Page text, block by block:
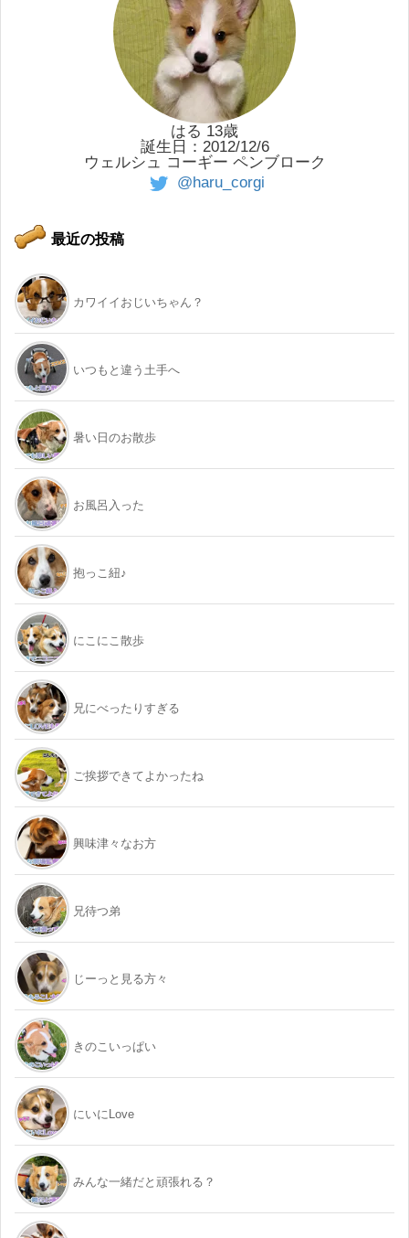
はる 13歳
誕生日：2012/12/6
ウェルシュ コーギー ペンブローク
@haru_corgi
最近の投稿
カワイイおじいちゃん？
いつもと違う土手へ
暑い日のお散歩
お風呂入った
抱っこ紐♪
にこにこ散歩
兄にべったりすぎる
ご挨拶できてよかったね
興味津々なお方
兄待つ弟
じーっと見る方々
きのこいっぱい
にいにLove
みんな一緒だと頑張れる？